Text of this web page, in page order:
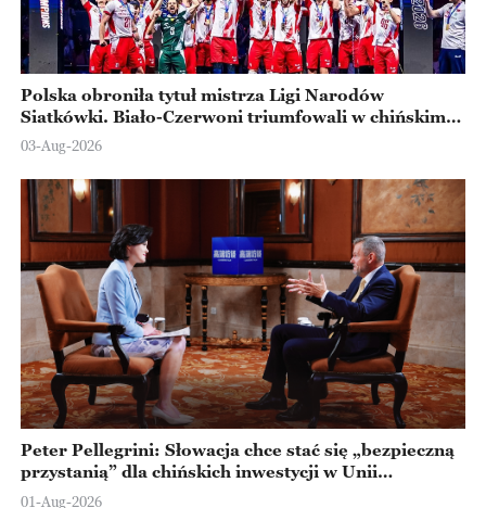
Polska obroniła tytuł mistrza Ligi Narodów
Siatkówki. Biało-Czerwoni triumfowali w chińskim
Ningbo
03-Aug-2026
Peter Pellegrini: Słowacja chce stać się „bezpieczną
przystanią” dla chińskich inwestycji w Unii
Europejskiej
01-Aug-2026